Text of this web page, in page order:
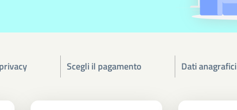
Scegli il pagamento Dati anagrafici